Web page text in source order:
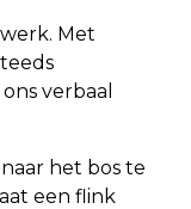
Met
verbaal
het bos te
een flink